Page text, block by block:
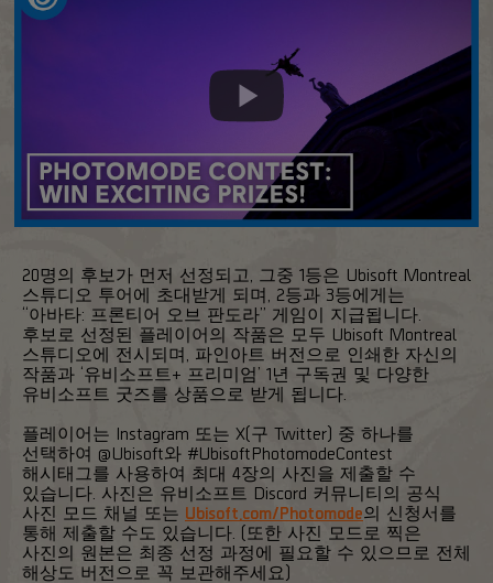
20명의 후보가 먼저 선정되고, 그중 1등은 Ubisoft Montreal
스튜디오 투어에 초대받게 되며, 2등과 3등에게는
“아바타: 프론티어 오브 판도라” 게임이 지급됩니다.
후보로 선정된 플레이어의 작품은 모두 Ubisoft Montreal
스튜디오에 전시되며, 파인아트 버전으로 인쇄한 자신의
작품과 ‘유비소프트+ 프리미엄’ 1년 구독권 및 다양한
유비소프트 굿즈를 상품으로 받게 됩니다.
플레이어는 Instagram 또는 X(구 Twitter) 중 하나를
선택하여 @Ubisoft와 #UbisoftPhotomodeContest
해시태그를 사용하여 최대 4장의 사진을 제출할 수
있습니다. 사진은 유비소프트 Discord 커뮤니티의 공식
사진 모드 채널 또는 Ubisoft.com/Photomode의 신청서를
통해 제출할 수도 있습니다. (또한 사진 모드로 찍은
사진의 원본은 최종 선정 과정에 필요할 수 있으므로 전체
해상도 버전으로 꼭 보관해주세요)